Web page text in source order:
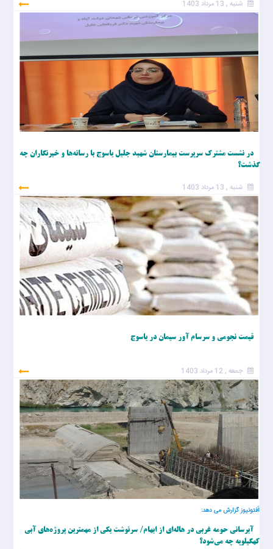
شنبه , 13 مرداد 1403
در نشست مشترک سرپرست بیمارستان شهید جلیل یاسوج با رسانه‌ها و خبرنگاران چه
گذشت؟
شنبه , 13 مرداد 1403
قیمت نجومی و سرسام آور سیمان در یاسوج
جمعه , 12 مرداد 1403
اَفتونیوز گزارش می دهد:
آبرسانی حومه غربی در هاله‌ای از ابهام/ سرنوشت یکی از مهمترین پروژه‌های آبی
کهگیلویه چه می‌شود؟